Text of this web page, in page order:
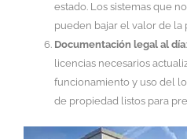
estado. Los sistemas que
pueden bajar el valor de la
Documentación legal al día
licencias necesarios
funcionamiento y uso del
de propiedad listos para